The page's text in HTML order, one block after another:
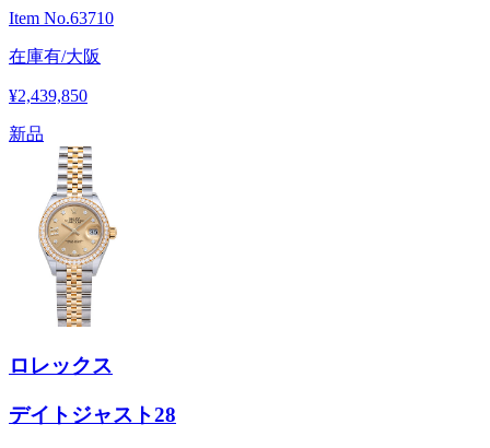
Item No.63710
在庫有/大阪
¥2,439,850
新品
ロレックス
デイトジャスト28